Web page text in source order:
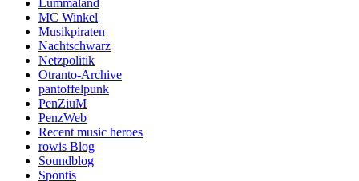
Lummaland
MC Winkel
Musikpiraten
Nachtschwarz
Netzpolitik
Otranto-Archive
pantoffelpunk
PenZiuM
PenzWeb
Recent music heroes
rowis Blog
Soundblog
Spontis